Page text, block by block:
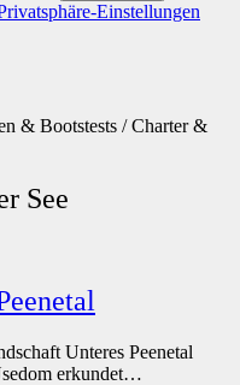
Einstellungen
& Bootstests / Charter &
See
Unteres Peenetal
erkundet…